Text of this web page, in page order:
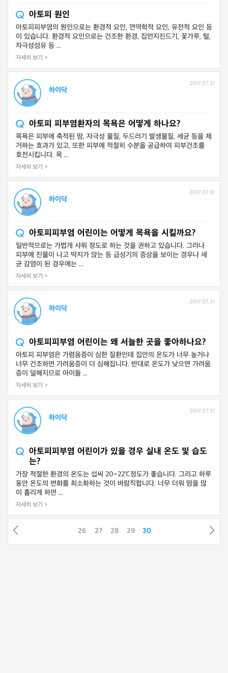
아토피 원인
아토피피부염의 원인으로는 환경적 요인, 면역학적 요인, 유전적 요인 등
이 있습니다. 환경적 요인으로는 건조한 환경, 집먼지진드기, 꽃가루, 털,
자극성섬유 등 ...
자세히 보기 >
하이닥
2017.07.31
아토피 피부염환자의 목욕은 어떻게 하나요?
목욕은 피부에 축적된 땀, 자극성 물질, 두드러기 발생물질, 세균 등을 제
거하는 효과가 있고, 또한 피부에 적절히 수분을 공급하여 피부건조를
호전시킵니다. 목 ...
자세히 보기 >
하이닥
2017.07.31
아토피피부염 어린이는 어떻게 목욕을 시킬까요?
일반적으로는 가볍게 샤워 정도로 하는 것을 권하고 있습니다. 그러나
피부에 진물이 나고 딱지가 앉는 등 급성기의 증상을 보이는 경우나 세
균 감염이 된 경우에는 ...
자세히 보기 >
하이닥
2017.07.31
아토피피부염 어린이는 왜 서늘한 곳을 좋아하나요?
아토피 피부염은 가렴움증이 심한 질환인데 집안의 온도가 너무 높거나
너무 건조하면 가려움증이 더 심해집니다. 반대로 온도가 낮으면 가려움
증이 덜해지므로 아이들 ...
자세히 보기 >
하이닥
2017.07.31
아토피피부염 어린이가 있을 경우 실내 온도 및 습도
는?
가장 적절한 환경의 온도는 섭씨 20~22℃정도가 좋습니다. 그리고 하루
동안 온도의 변화를 최소화하는 것이 바람직합니다. 너무 더워 땀을 많
이 흘리게 하면 ...
자세히 보기 >
26 27 28 29 30